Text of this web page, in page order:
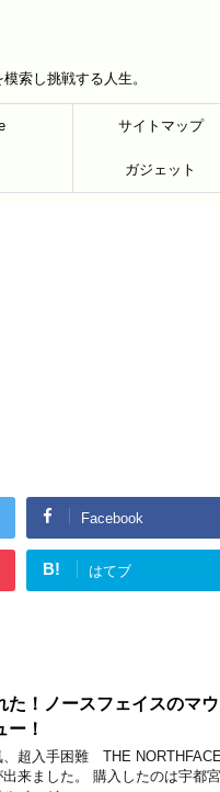
索し挑戦する人生。
サイトマップ
ガジェット
Facebook
B! はてブ
た！ノースフェイスのマ
ー！
、超入手困難 THE
来ました。 購入したのは宇都